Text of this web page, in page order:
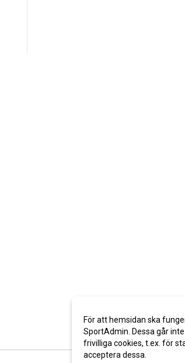
För att hemsidan ska
SportAdmin. Dessa går
frivilliga cookies, t.ex. för
acceptera dessa.